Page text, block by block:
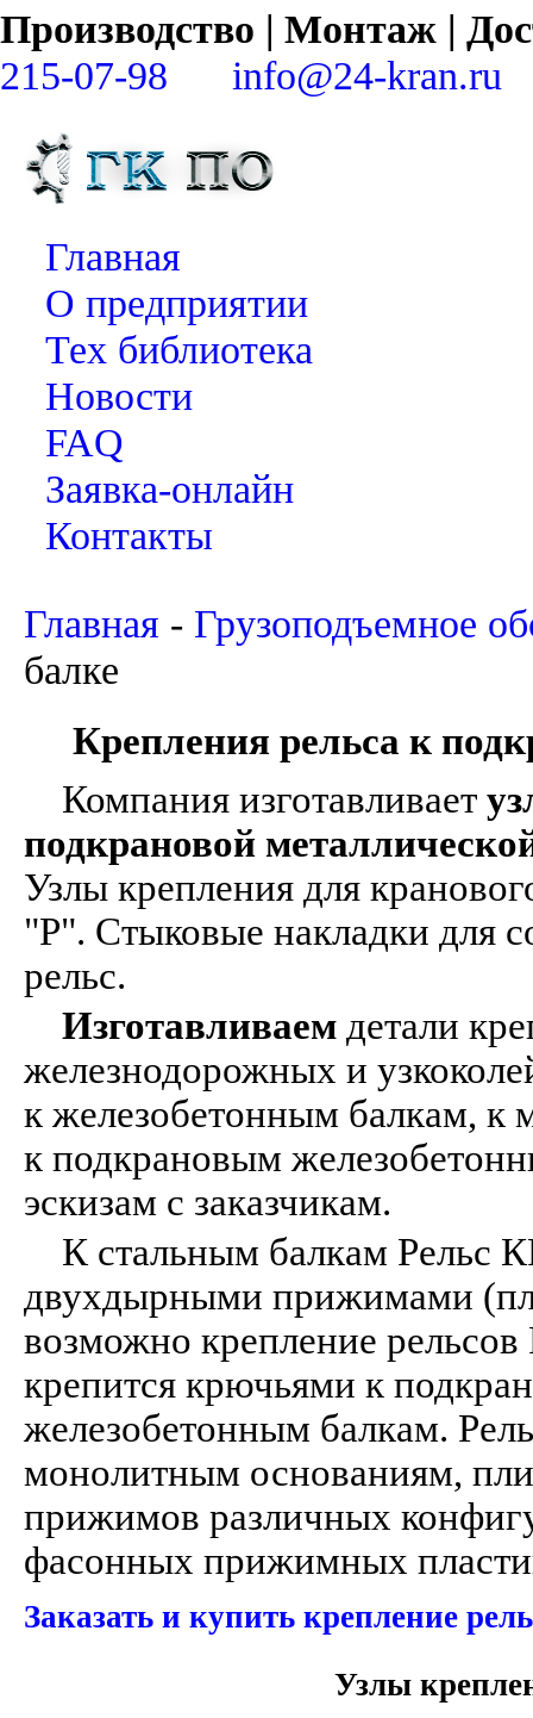
Производство | Монтаж |
215-07-98
info@24-kran.ru
Главная
О предприятии
Тех библиотека
Новости
FAQ
Заявка-онлайн
Контакты
Главная - Грузоподъемное
балке
Крепления рельса к
Компания изготавливает
подкрановой
Узлы крепления для
"Р". Стыковые накладки для
рельс.
Изготавливаем детали
железнодорожных и
к железобетонным балкам,
к подкрановым
эскизам с заказчикам.
К стальным балкам Рельс
двухдырными прижимами
возможно крепление
крепится крючьями к
железобетонным балкам.
монолитным основаниям,
прижимов различных
фасонных прижимных
Заказать и купить крепление
Узлы